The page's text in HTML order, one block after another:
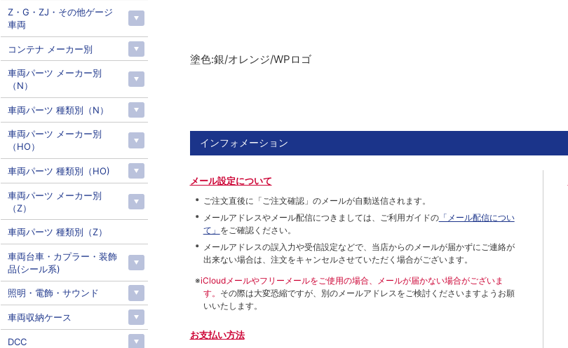
塗色:銀/オレンジ/WPロゴ
インフォメーション
メール設定について
ご注文直後に「ご注文確認」のメールが自動送信されます。
メールアドレスやメール配信につきましては、ご利用ガイドの「メール配信につい
て」 をご確認ください。
メールアドレスの誤入力や受信設定などで、当店からのメールが届かずにご連絡が
出来ない場合は、注文をキャンセルさせていただく場合がございます。
※iCloudメールやフリーメールをご使用の場合、メールが届かない場合がございま
す。 その際は大変恐縮ですが、別のメールアドレスをご検討くださいますようお願
いいたします。
お支払い方法
Z・G・ZJ・その他ゲージ
車両
コンテナ メーカー別
車両パーツ メーカー別
（N）
車両パーツ 種類別（N）
車両パーツ メーカー別
（HO）
車両パーツ 種類別（HO)
車両パーツ メーカー別
（Z）
車両パーツ 種類別（Z）
車両台車・カプラー・装飾
品(シール系)
照明・電飾・サウンド
車両収納ケース
DCC